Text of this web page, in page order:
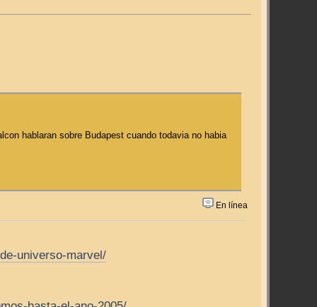
hablaran sobre Budapest cuando todavia no habia
En línea
universo-marvel/